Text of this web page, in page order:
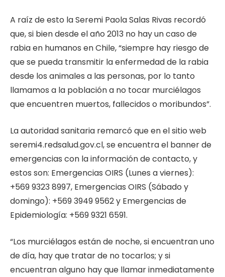
A raíz de esto la Seremi Paola Salas Rivas recordó
que, si bien desde el año 2013 no hay un caso de
rabia en humanos en Chile, “siempre hay riesgo de
que se pueda transmitir la enfermedad de la rabia
desde los animales a las personas, por lo tanto
llamamos a la población a no tocar murciélagos
que encuentren muertos, fallecidos o moribundos”.
La autoridad sanitaria remarcó que en el sitio web
seremi4.redsalud.gov.cl, se encuentra el banner de
emergencias con la información de contacto, y
estos son: Emergencias OIRS (Lunes a viernes):
+569 9323 8997, Emergencias OIRS (Sábado y
domingo): +569 3949 9562 y Emergencias de
Epidemiología: +569 9321 6591.
“Los murciélagos están de noche, si encuentran uno
de día, hay que tratar de no tocarlos; y si
encuentran alguno hay que llamar inmediatamente